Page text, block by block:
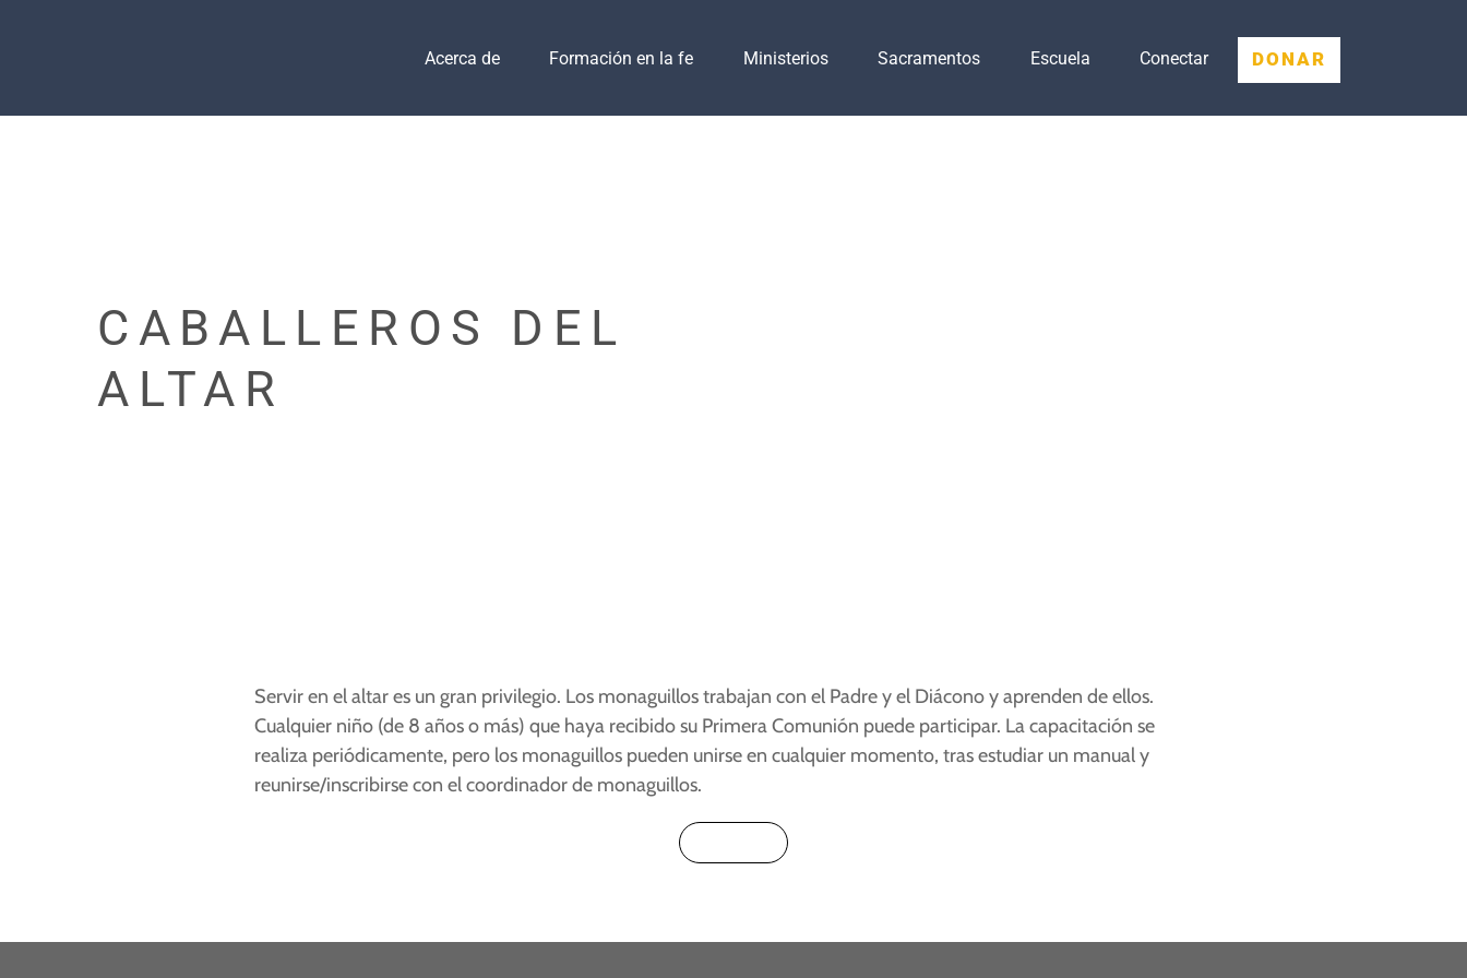
DONAR
Acerca de Formación en la fe Ministerios Sacramentos Escuela Conectar
CABALLEROS DEL
ALTAR
Servir en el altar es un gran privilegio. Los monaguillos trabajan con el Padre y el Diácono y aprenden de ellos.
Cualquier niño (de 8 años o más) que haya recibido su Primera Comunión puede participar. La capacitación se
realiza periódicamente, pero los monaguillos pueden unirse en cualquier momento, tras estudiar un manual y
reunirse/inscribirse con el coordinador de monaguillos.